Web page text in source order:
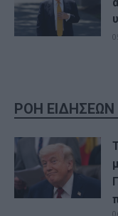
ΡΟΗ ΕΙΔΗΣΕΩΝ